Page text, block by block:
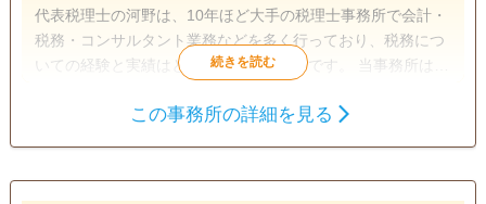
代表税理士の河野は、10年ほど大手の税理士事務所で会計・
税務・コンサルタント業務などを多く行っており、税務につ
いての経験と実績はともに豊富な税理士です。 当事務所は、
ションにあります。 若手・女性スタッフもおり、和気あいあ
電話相談可 訪問可 土日相談可 初回相談無料
この事務所の詳細を見る